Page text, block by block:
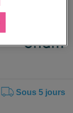
Sous 5 jours